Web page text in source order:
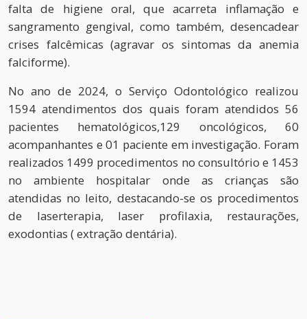
falta de higiene oral, que acarreta inflamação e
sangramento gengival, como também, desencadear
crises falcêmicas (agravar os sintomas da anemia
falciforme).
No ano de 2024, o Serviço Odontológico realizou
1594 atendimentos dos quais foram atendidos 56
pacientes hematológicos,129 oncológicos, 60
acompanhantes e 01 paciente em investigação. Foram
realizados 1499 procedimentos no consultório e 1453
no ambiente hospitalar onde as crianças são
atendidas no leito, destacando-se os procedimentos
de laserterapia, laser profilaxia, restaurações,
exodontias ( extração dentária).